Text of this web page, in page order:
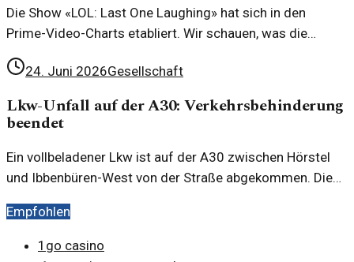
Die Show «LOL: Last One Laughing» hat sich in den
Prime-Video-Charts etabliert. Wir schauen, was die
sie weltweit so beliebt ist.
24. Juni 2026Gesellschaft
Lkw-Unfall auf der A30: Verkehrsbehinderung
beendet
Ein vollbeladener Lkw ist auf der A30 zwischen Hörstel
und Ibbenbüren-West von der Straße abgekommen. Die
Bergungsarbeiten abgeschlossen sind.
Empfohlen
1go casino